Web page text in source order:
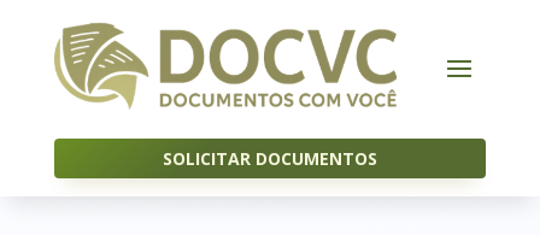
SOLICITAR DOCUMENTOS